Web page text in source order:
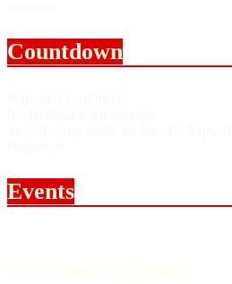
Countdown
Events
Keine Veranstaltungen gefunden.